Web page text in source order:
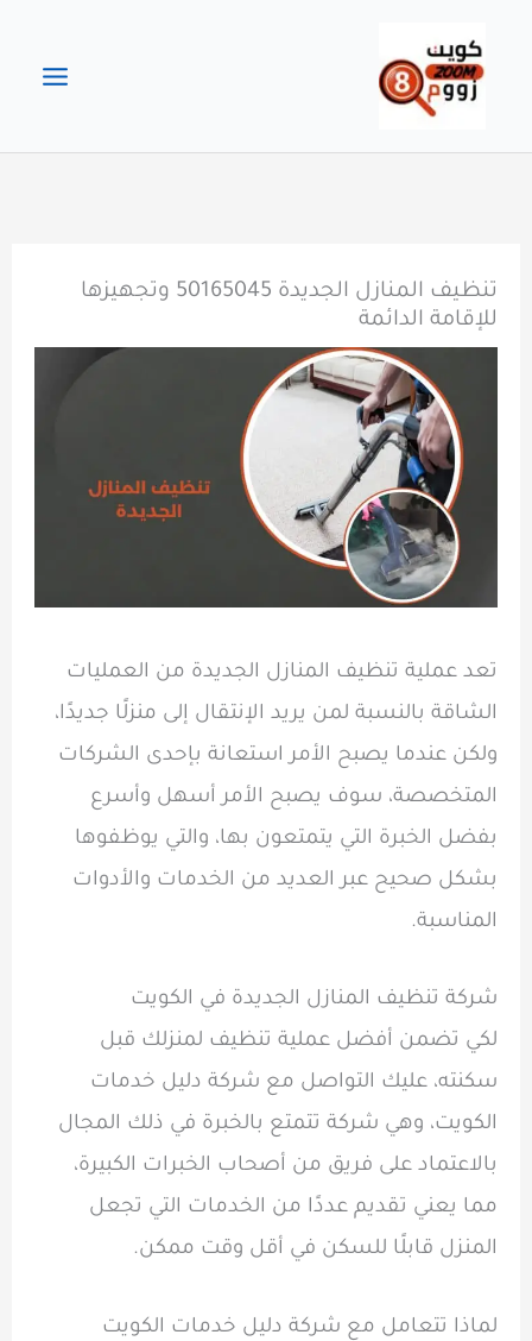
المحتوى
تنظيف المنازل الجديدة 50165045 وتجهيزها
للإقامة الدائمة
تعد عملية تنظيف المنازل الجديدة من العمليات
الشاقة بالنسبة لمن يريد الإنتقال إلى منزلًا جديدًا،
ولكن عندما يصبح الأمر استعانة بإحدى الشركات
المتخصصة، سوف يصبح الأمر أسهل وأسرع
بفضل الخبرة التي يتمتعون بها، والتي يوظفوها
بشكل صحيح عبر العديد من الخدمات والأدوات
المناسبة.
شركة تنظيف المنازل الجديدة في الكويت
لكي تضمن أفضل عملية تنظيف لمنزلك قبل
سكنته، عليك التواصل مع شركة دليل خدمات
الكويت، وهي شركة تتمتع بالخبرة في ذلك المجال
بالاعتماد على فريق من أصحاب الخبرات الكبيرة،
مما يعني تقديم عددًا من الخدمات التي تجعل
المنزل قابلًا للسكن في أقل وقت ممكن.
لماذا تتعامل مع شركة دليل خدمات الكويت